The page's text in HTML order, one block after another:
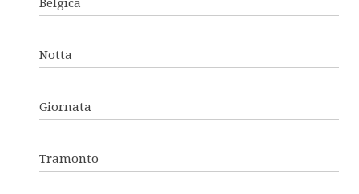
Belgica
Notta
Giornata
Tramonto